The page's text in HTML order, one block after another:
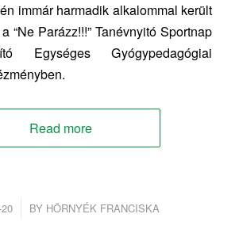
immár harmadik alkalommal került
“Ne Parázz!!!” Tanévnyitó Sportnap
Egységes Gyógypedagógiai
Read more
BY HÖRNYÉK FRANCISKA